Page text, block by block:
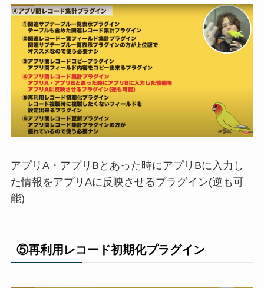
アプリ A・アプリ B とあった時にアプリ Bに入力 し
た情報をアプリ Aに反映させるプラグイン(逆 も可
能)
⑤再利用レコード初期化プラグイン